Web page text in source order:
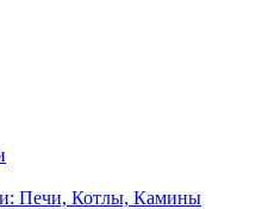
Печи, Котлы, Камины